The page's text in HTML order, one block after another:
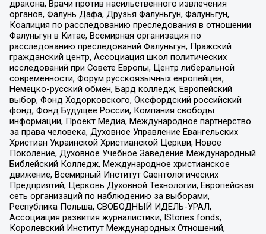
дракона, Врачи против насильственного извлечения
органов, Фалунь Дафа, Друзья Фалуньгун, Фалуньгун,
Коалиция по расследованию преследования в отношении
Фалуньгун в Китае, Всемирная организация по
расследованию преследований Фалуньгун, Пражский
гражданский центр, Ассоциация школ политических
исследований при Совете Европы, Центр либеральной
современности, Форум русскоязычных европейцев,
Немецко-русский обмен, Бард колледж, Европейский
выбор, Фонд Ходорковского, Оксфордский российский
фонд, Фонд Будущее России, Компания свободы
информации, Проект Медиа, Международное партнерство
за права человека, Духовное Управление Евангельских
Христиан Украинской Христианской Церкви, Новое
Поколение, Духовное Учебное Заведение Международный
Библейский Колледж, Международное христианское
движение, Всемирный Институт Саентологических
Предприятий, Церковь Духовной Технологии, Европейская
сеть организаций по наблюдению за выборами,
Республика Польша, СВОБОДНЫЙ ИДЕЛЬ-УРАЛ,
Ассоциация развития журналистики, IStories fonds,
Королевский Институт Международных Отношений,